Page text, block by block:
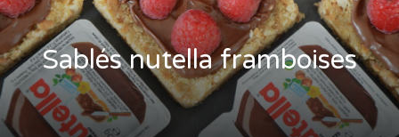
Sablés nutella framboises